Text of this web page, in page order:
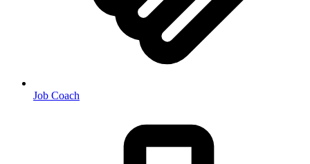
Job Coach